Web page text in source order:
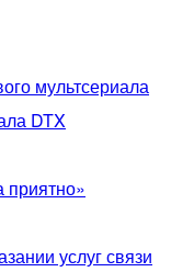
мультсериала
DTX
приятно»
услуг связи